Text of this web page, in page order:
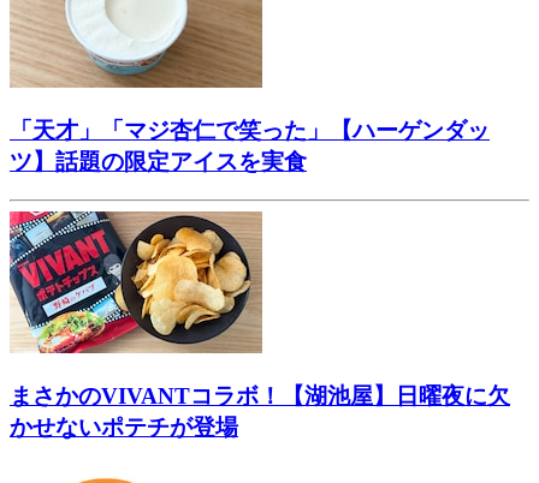
「天才」「マジ杏仁で笑った」【ハーゲンダッ
ツ】話題の限定アイスを実食
まさかのVIVANTコラボ！【湖池屋】日曜夜に欠
かせないポテチが登場